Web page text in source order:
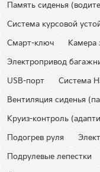
Память сиденья
Система курсовой
Смарт-ключ
Камера
Электропривод
USB-порт
Система
Вентиляция сиденья
Круиз-контроль
Подогрев руля
Подрулевые лепестки